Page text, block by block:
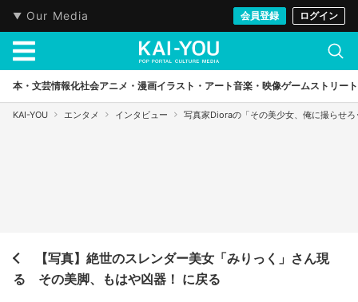
Our Media 会員登録 ログイン
本・文芸情報化社会アニメ・漫画イラスト・アート音楽・映像ゲームストリート
KAI-YOU エンタメ インタビュー 写真家Dioraの「その美少女、俺に撮らせろ
【写真】絶世のスレンダー美女「みりっく」さん現
る その美脚、もはや凶器！ に戻る